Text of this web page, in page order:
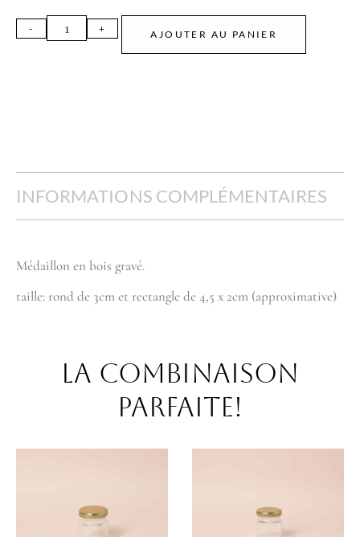
AJOUTER AU PANIER
INFORMATIONS COMPLÉMENTAIRES
Médaillon en bois gravé.
taille: rond de 3cm et rectangle de 4,5 x 2cm (approximative)
La combinaison
parfaite!